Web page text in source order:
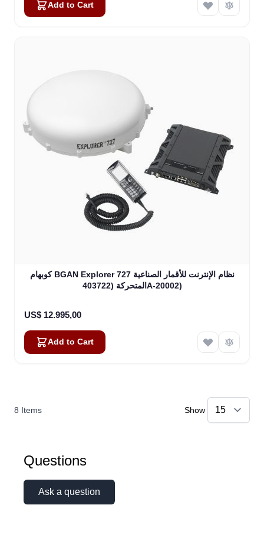
Add to Cart
كوبهام BGAN Explorer 727 نظام الإنترنت للأقمار الصناعية
المتحركة (403722A-20002)
US$ 12.995,00
Add to Cart
8 Items Show
Questions
Ask a question